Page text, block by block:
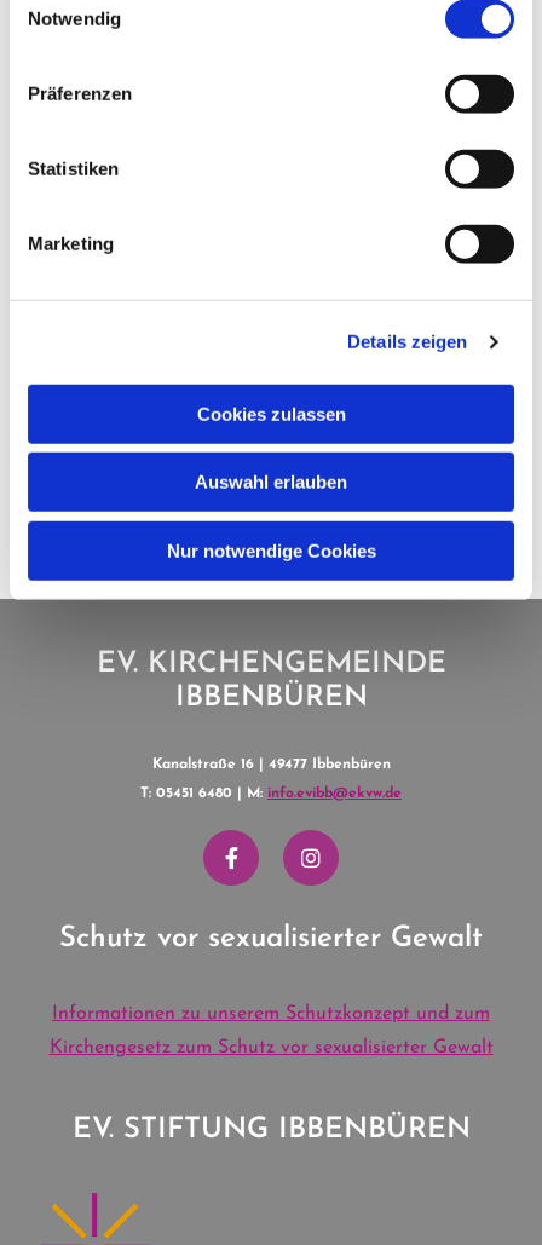
Notwendig
Präferenzen
Statistiken
Marketing
Details zeigen
Cookies zulassen
Auswahl erlauben
Nur notwendige Cookies
EV. KIRCHENGEMEINDE
IBBENBÜREN
Kanalstraße 16 | 49477 Ibbenbüren
T: 05451 6480 | M: info.evibb@ekvw.de
Schutz vor sexualisierter Gewalt
Informationen zu unserem Schutzkonzept und zum
Kirchengesetz zum Schutz vor sexualisierter Gewalt
EV. STIFTUNG IBBENBÜREN